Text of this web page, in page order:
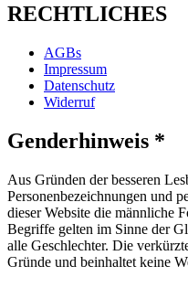
RECHTLICHES
AGBs
Impressum
Datenschutz
Widerruf
Genderhinweis *
Aus Gründen der besseren
Personenbezeichnungen und
dieser Website die männliche
Begriffe gelten im Sinne der
alle Geschlechter. Die
Gründe und beinhaltet keine